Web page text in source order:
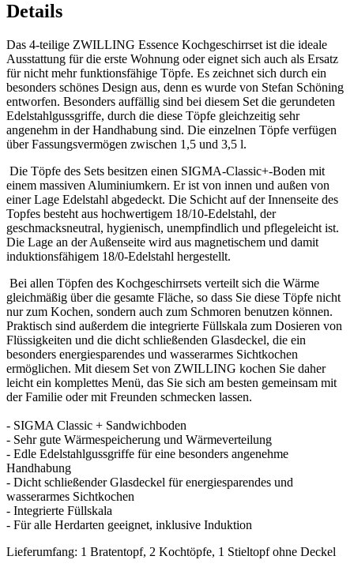
Details
Das 4-teilige ZWILLING Essence Kochgeschirrset ist die ideale
Ausstattung für die erste Wohnung oder eignet sich auch als Ersatz
für nicht mehr funktionsfähige Töpfe. Es zeichnet sich durch ein
besonders schönes Design aus, denn es wurde von Stefan Schöning
entworfen. Besonders auffällig sind bei diesem Set die gerundeten
Edelstahlgussgriffe, durch die diese Töpfe gleichzeitig sehr
angenehm in der Handhabung sind. Die einzelnen Töpfe verfügen
über Fassungsvermögen zwischen 1,5 und 3,5 l.
Die Töpfe des Sets besitzen einen SIGMA-Classic+-Boden mit
einem massiven Aluminiumkern. Er ist von innen und außen von
einer Lage Edelstahl abgedeckt. Die Schicht auf der Innenseite des
Topfes besteht aus hochwertigem 18/10-Edelstahl, der
geschmacksneutral, hygienisch, unempfindlich und pflegeleicht ist.
Die Lage an der Außenseite wird aus magnetischem und damit
induktionsfähigem 18/0-Edelstahl hergestellt.
Bei allen Töpfen des Kochgeschirrsets verteilt sich die Wärme
gleichmäßig über die gesamte Fläche, so dass Sie diese Töpfe nicht
nur zum Kochen, sondern auch zum Schmoren benutzen können.
Praktisch sind außerdem die integrierte Füllskala zum Dosieren von
Flüssigkeiten und die dicht schließenden Glasdeckel, die ein
besonders energiesparendes und wasserarmes Sichtkochen
ermöglichen. Mit diesem Set von ZWILLING kochen Sie daher
leicht ein komplettes Menü, das Sie sich am besten gemeinsam mit
der Familie oder mit Freunden schmecken lassen.
- SIGMA Classic + Sandwichboden
- Sehr gute Wärmespeicherung und Wärmeverteilung
- Edle Edelstahlgussgriffe für eine besonders angenehme
Handhabung
- Dicht schließender Glasdeckel für energiesparendes und
wasserarmes Sichtkochen
- Integrierte Füllskala
- Für alle Herdarten geeignet, inklusive Induktion
Lieferumfang: 1 Bratentopf, 2 Kochtöpfe, 1 Stieltopf ohne Deckel